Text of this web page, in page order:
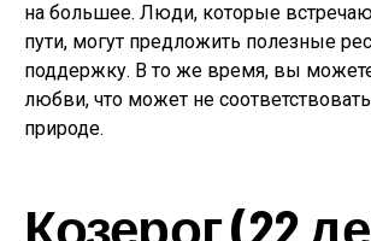
на большее. Люди, которые
пути, могут предложить полезные
поддержку. В то же время, вы
любви, что может не
природе.
Козерог (22